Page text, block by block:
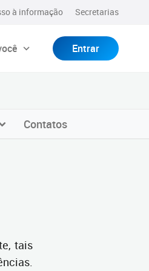
à informação Secretarias
Entrar
Contatos
tais